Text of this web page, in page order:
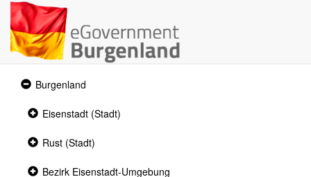
Expanded
section
Burgenland
Collapsed
Eisenstadt (Stadt)
Collapsed
section
Rust (Stadt)
Collapsed
Bezirk Eisenstadt-Umgebung